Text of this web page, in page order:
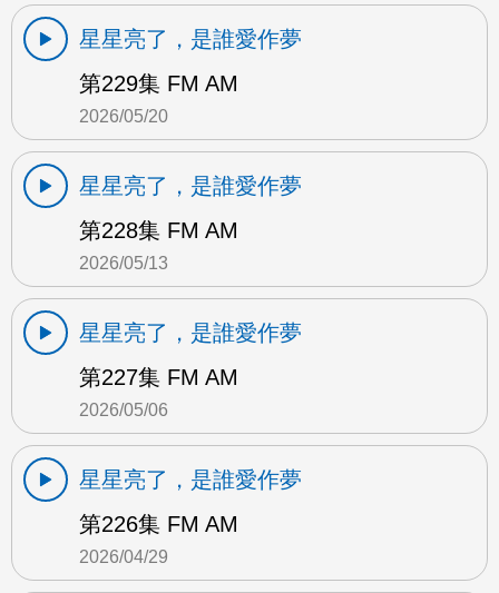
星星亮了，是誰愛作夢
第229集 FM AM
2026/05/20
星星亮了，是誰愛作夢
第228集 FM AM
2026/05/13
星星亮了，是誰愛作夢
第227集 FM AM
2026/05/06
星星亮了，是誰愛作夢
第226集 FM AM
2026/04/29